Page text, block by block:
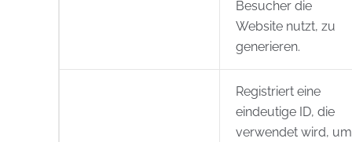
Besucher die
Website nutzt, zu
generieren.
Registriert eine
eindeutige ID, die
verwendet wird, um